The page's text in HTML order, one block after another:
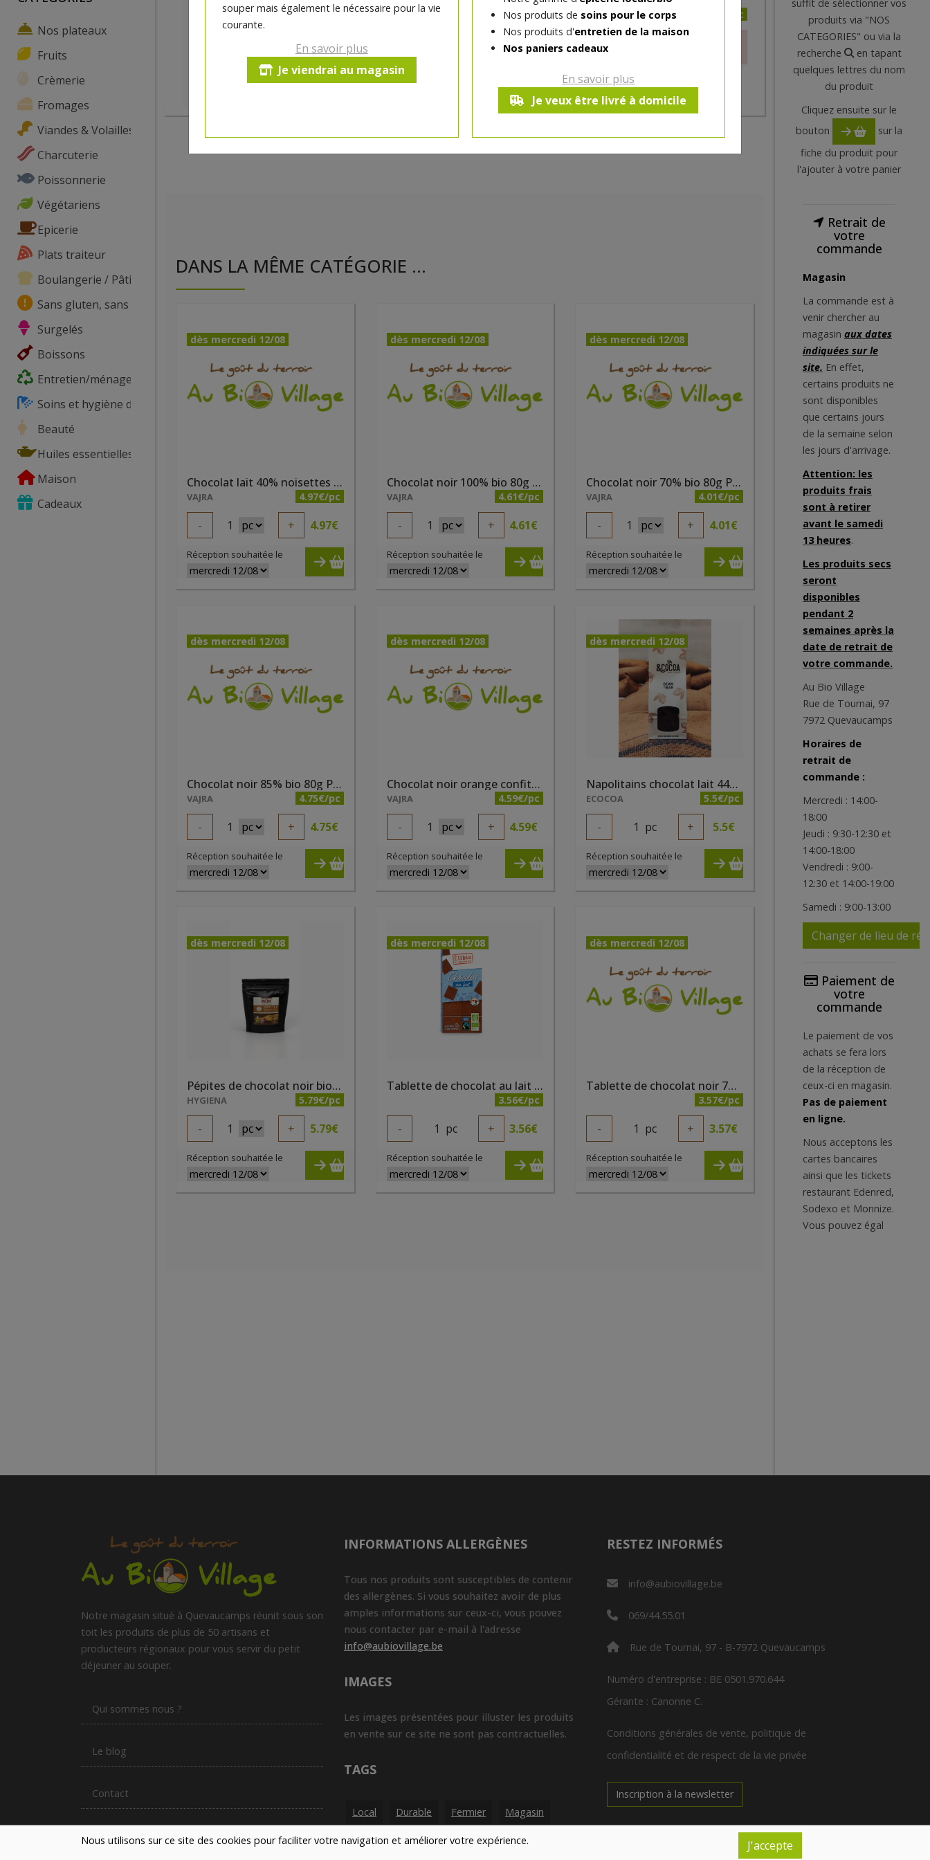
Nous utilisons sur ce site des cookies pour faciliter votre navigation et améliorer votre expérience.
J'accepte
Nos plateaux
Fruits
Crèmerie
Fromages
Viandes & Volailles
Charcuterie
Poissonnerie
Végétariens
Epicerie
Plats traiteur
Boulangerie / Pâtisserie
Sans gluten, sans lactose, ...
Surgelés
Boissons
Entretien/ménage
Soins et hygiène du corps
Beauté
Huiles essentielles
Maison
Cadeaux
souper mais également le nécessaire pour la vie
courante.
En savoir plus
Je viendrai au magasin
Nos produits de soins pour le corps
Nos produits d'entretien de la maison
Nos paniers cadeaux
En savoir plus
Je veux être livré à domicile
6.9€/pc
Ce produit est indisponible pour le moment.
DANS LA MÊME CATÉGORIE ...
dès mercredi 12/08
Chocolat lait 40% noisettes entières bio 100g Pauline
VAJRA 4.97€/pc
- 1 + 4.97€
Réception souhaitée le
dès mercredi 12/08
Chocolat noir 100% bio 80g Pauline
VAJRA 4.61€/pc
- 1 + 4.61€
Réception souhaitée le
dès mercredi 12/08
Chocolat noir 70% bio 80g Pauline
VAJRA 4.01€/pc
- 1 + 4.01€
Réception souhaitée le
dès mercredi 12/08
Chocolat noir 85% bio 80g Pauline
VAJRA 4.75€/pc
- 1 + 4.75€
Réception souhaitée le
dès mercredi 12/08
Chocolat noir orange confite bio 80g Pauline
VAJRA 4.59€/pc
- 1 + 4.59€
Réception souhaitée le
dès mercredi 12/08
Napolitains chocolat lait 44% 120g Ecocoa
ECOCOA 5.5€/pc
- 1 pc + 5.5€
Réception souhaitée le
dès mercredi 12/08
Pépites de chocolat noir bio 100g Kaoka
HYGIENA 5.79€/pc
- 1 + 5.79€
Réception souhaitée le
dès mercredi 12/08
Tablette de chocolat au lait 42% cacao bio 100g Elibio
3.56€/pc
- 1 pc + 3.56€
Réception souhaitée le
dès mercredi 12/08
Tablette de chocolat noir 72% cacao bio 100g Elibio
3.57€/pc
- 1 pc + 3.57€
Réception souhaitée le
suffit de sélectionner vos
produits via "NOS
CATEGORIES" ou via la
recherche
en tapant
quelques lettres du nom
du produit
Cliquez ensuite sur le
bouton
sur la
fiche du produit pour
l'ajouter à votre panier
Retrait de
votre
commande
Magasin
La commande est à
venir chercher au
magasin aux dates
indiquées sur le
site. En effet,
certains produits ne
sont disponibles
que certains jours
de la semaine selon
les jours d'arrivage.
Attention: les
produits frais
sont à retirer
avant le samedi
13 heures.
Les produits secs
seront
disponibles
pendant 2
semaines après la
date de retrait de
votre commande.
Au Bio Village
Rue de Tournai, 97
7972 Quevaucamps
Horaires de
retrait de
commande :
Mercredi : 14:00-
18:00
Jeudi : 9:30-12:30 et
14:00-18:00
Vendredi : 9:00-
12:30 et 14:00-19:00
Samedi : 9:00-13:00
Changer de lieu de
Paiement de
votre
commande
Le paiement de vos
achats se fera lors
de la réception de
ceux-ci en magasin.
Pas de paiement
en ligne.
Nous acceptons les
cartes bancaires
ainsi que les tickets
restaurant Edenred,
Sodexo et Monnize.
Vous pouvez égal
Notre magasin situé à Quevaucamps réunit sous son
toit les produits de plus de 50 artisans et
producteurs régionaux pour vous servir du petit
déjeuner au souper.
Qui sommes nous ?
Le blog
Contact
INFORMATIONS ALLERGÈNES
Tous nos produits sont susceptibles de contenir
des allergènes. Si vous souhaitez avoir de plus
amples informations sur ceux-ci, vous pouvez
nous contacter par e-mail à l'adresse
info@aubiovillage.be
IMAGES
Les images présentées pour illuster les produits
en vente sur ce site ne sont pas contractuelles.
TAGS
Local Durable Fermier Magasin
Producteur Réduction Des Déchets
RESTEZ INFORMÉS
info@aubiovillage.be
069/44.55.01
Rue de Tournai, 97 - B-7972 Quevaucamps
Numéro d'entreprise : BE 0501.970.644
Gérante : Canonne C.
Conditions générales de vente, politique de
confidentialité et de respect de la vie privée
Inscription à la newsletter
HEURES D'OUVERTURE